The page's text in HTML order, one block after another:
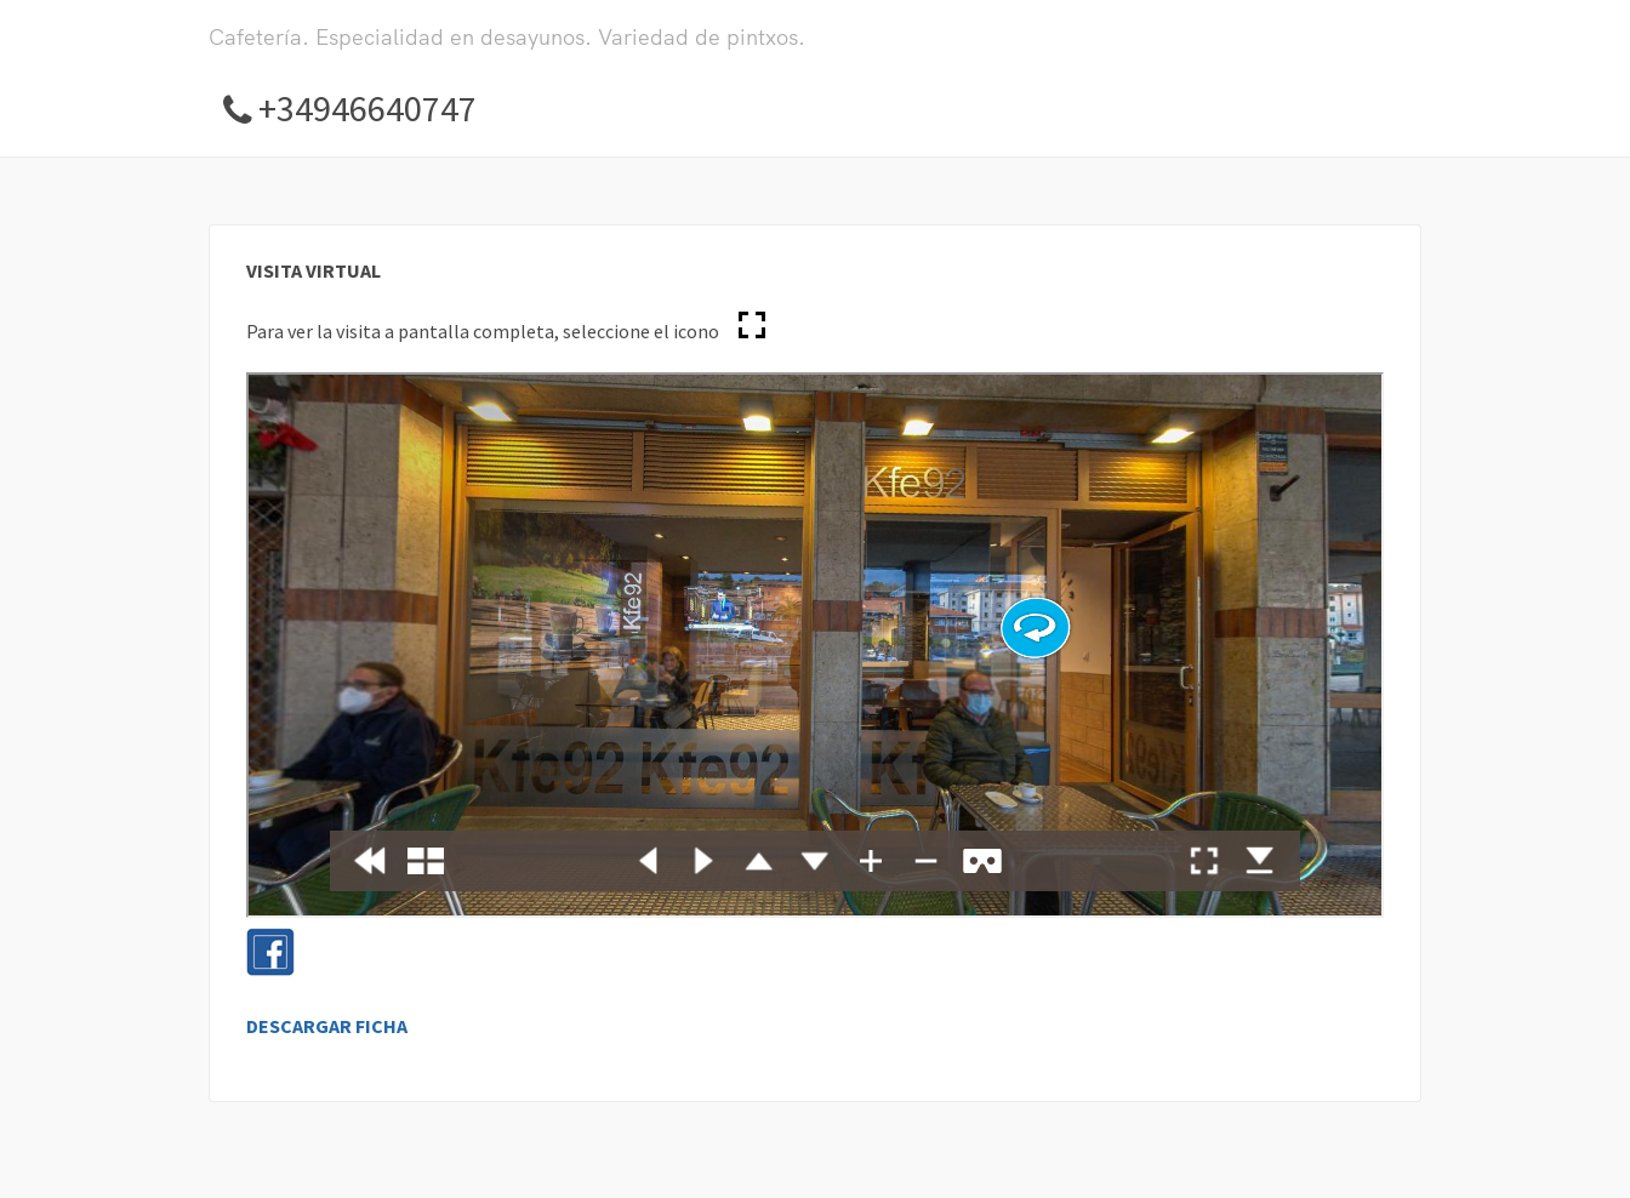
Cafetería. Especialidad en desayunos. Variedad de pintxos.
+34946640747
VISITA VIRTUAL
Para ver la visita a pantalla completa, seleccione el icono
DESCARGAR FICHA